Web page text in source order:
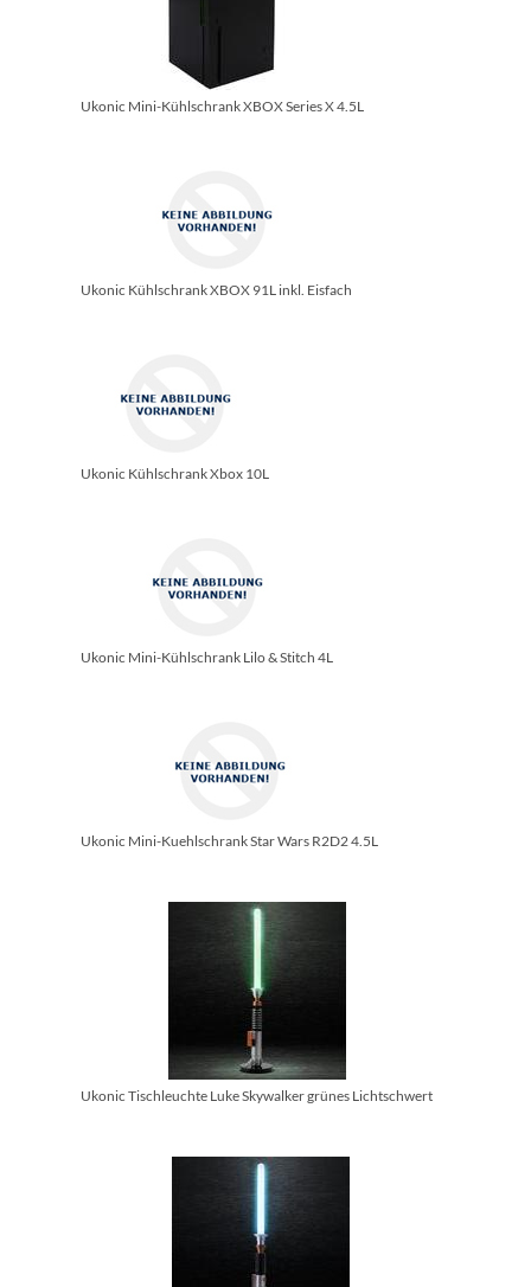
Ukonic Mini-Kühlschrank XBOX Series X 4.5L
Ukonic Kühlschrank XBOX 91L inkl. Eisfach
Ukonic Kühlschrank Xbox 10L
Ukonic Mini-Kühlschrank Lilo & Stitch 4L
Ukonic Mini-Kuehlschrank Star Wars R2D2 4.5L
Ukonic Tischleuchte Luke Skywalker grünes Lichtschwert